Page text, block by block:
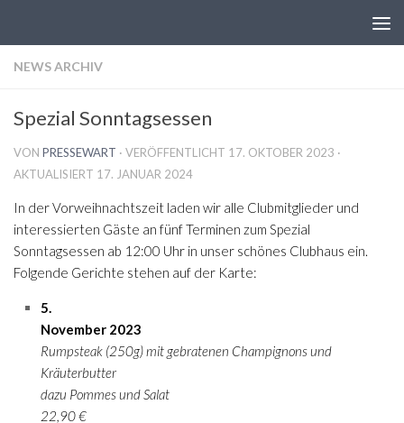
NEWS ARCHIV
Spezial Sonntagsessen
VON PRESSEWART · VERÖFFENTLICHT 17. OKTOBER 2023 ·
AKTUALISIERT 17. JANUAR 2024
In der Vorweihnachtszeit laden wir alle Clubmitglieder und
interessierten Gäste an fünf Terminen zum Spezial
Sonntagsessen ab 12:00 Uhr in unser schönes Clubhaus ein.
Folgende Gerichte stehen auf der Karte:
5.
November 2023
Rumpsteak (250g) mit gebratenen Champignons und
Kräuterbutter
dazu Pommes und Salat
22,90 €